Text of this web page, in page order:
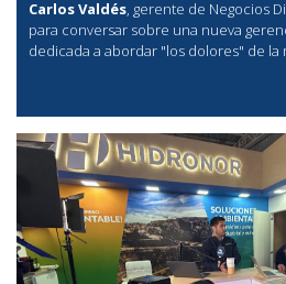
Carlos Valdés, gerente de Negocios
para conversar sobre una nueva
dedicada a abordar "los dolores" de la